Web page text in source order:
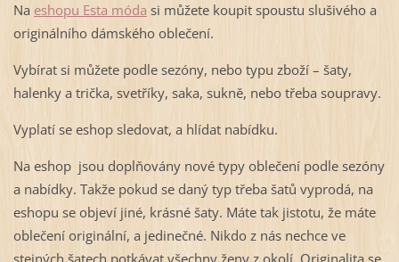
Na eshopu Esta móda si můžete koupit spoustu slušivého a
originálního dámského oblečení.
Vybírat si můžete podle sezóny, nebo typu zboží – šaty,
halenky a trička, svetříky, saka, sukně, nebo třeba soupravy.
Vyplatí se eshop sledovat, a hlídat nabídku.
Na eshop jsou doplňovány nové typy oblečení podle sezóny
a nabídky. Takže pokud se daný typ třeba šatů vyprodá, na
eshopu se objeví jiné, krásné šaty. Máte tak jistotu, že máte
oblečení originální, a jedinečné. Nikdo z nás nechce ve